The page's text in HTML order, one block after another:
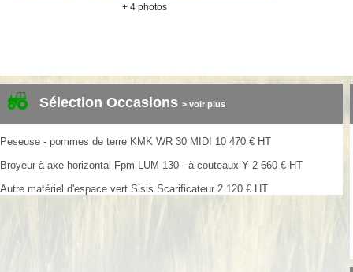
+ 4 photos
Sélection Occasions > voir plus
Peseuse - pommes de terre KMK WR 30 MIDI 10 470 € HT
Broyeur à axe horizontal Fpm LUM 130 - à couteaux Y 2 660 € HT
Autre matériel d'espace vert Sisis Scarificateur 2 120 € HT